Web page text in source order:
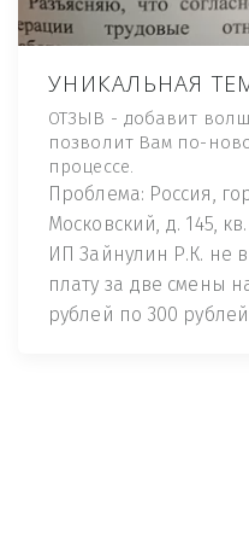
УНИКАЛЬНАЯ
ОТЗЫВ - добавит
позволит Вам по-
процессе.
Проблема: Россия,
Московский, д. 145, кв.
ИП Зайнулин Р.К. не
плату за две смены
рублей по 300